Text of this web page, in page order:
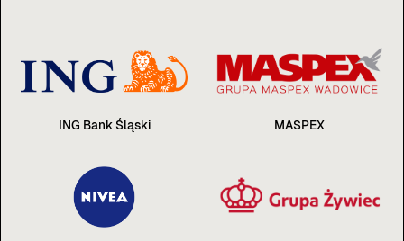
ING Bank Śląski MASPEX